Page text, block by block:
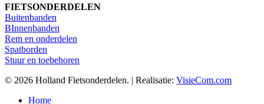
FIETSONDERDELEN
Buitenbanden
BInnenbanden
Rem en onderdelen
Spatborden
Stuur en toebehoren
© 2026 Holland Fietsonderdelen. | Realisatie: VisieCom.com
Close
Home